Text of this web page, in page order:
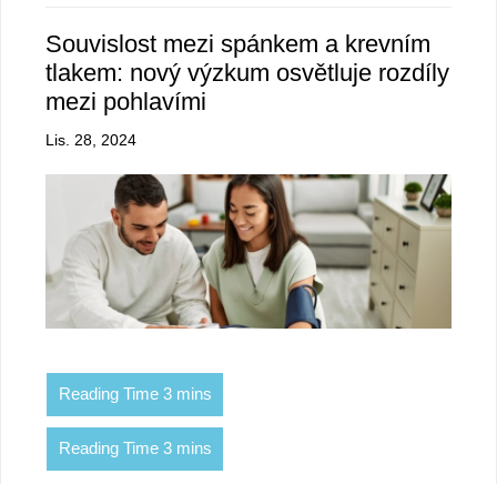
Souvislost mezi spánkem a krevním
tlakem: nový výzkum osvětluje rozdíly
mezi pohlavími
Lis. 28, 2024